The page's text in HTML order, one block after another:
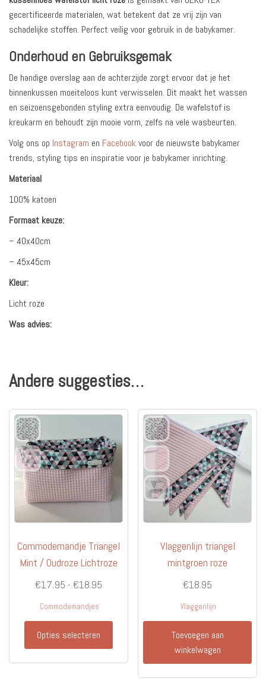
gecertificeerde materialen, wat betekent dat ze vrij zijn van
schadelijke stoffen. Perfect veilig voor gebruik in de babykamer.
Onderhoud en Gebruiksgemak
De handige overslag aan de achterzijde zorgt ervoor dat je het
binnenkussen moeiteloos kunt verwisselen. Dit maakt het wassen
en seizoensgebonden styling extra eenvoudig. De wafelstof is
kreukarm en behoudt zijn mooie vorm, zelfs na vele wasbeurten.
Volg ons op Instagram en Facebookvoor de nieuwste babykamer
trends, styling tips en inspiratie voor je babykamer inrichting.
Materiaal
100% katoen
Formaat keuze:
– 40x40cm
– 45x45cm
Kleur:
Licht roze
Was advies:
Andere suggesties…
Commodemandje Triangel
Mint / Oudroze Lichtroze
€17.95 - €18.95Prijsklasse:
Commodemandjes
Opties selecteren
Dit
Vlaggenlijn triangel
mintgroen roze
€18.95
Vlaggenlijn
Toevoegen aan
winkelwagen